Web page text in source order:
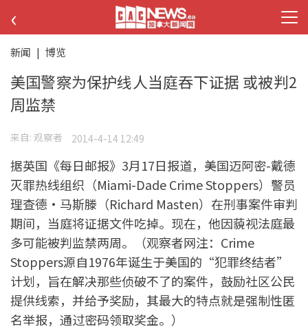
‹
新闻 | 博览
美国警察为保护线人当庭吞下证据 或被判2
周监禁
来自: 观察者 2014-4-14 12:49
据英国《每日邮报》3月17日报道，美国迈阿密-戴德
灭罪热线组织（Miami-Dade Crime Stoppers）警员
理查德·马斯滕（Richard Masten）在刑事案件审判
期间，当庭将证据文件吃掉。现在，他因藐视法庭最
多可能被判监禁两周。（观察者网注：Crime
Stoppers源自1976年诞生于美国的“犯罪终结者”
计划，旨在解决那些侦破不了的案件，鼓励社区公民
提供线索，并给予奖励，其最大的特点就是强制性匿
名举报，通过密码领取奖金。）